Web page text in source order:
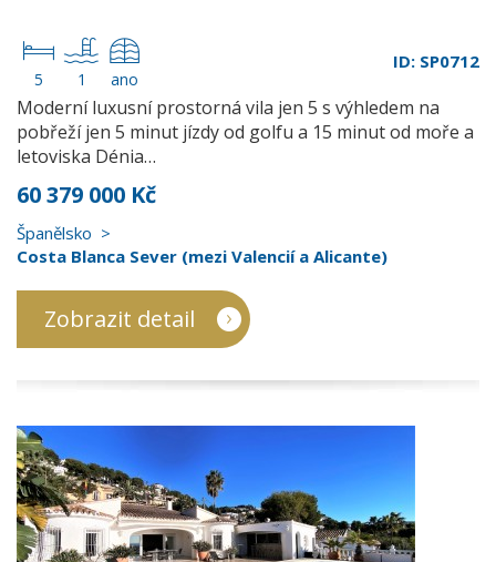
5 1 ano
ID: SP0712
Moderní luxusní prostorná vila jen 5 s výhledem na
pobřeží jen 5 minut jízdy od golfu a 15 minut od moře a
letoviska Dénia…
60 379 000 Kč
Španělsko
Costa Blanca Sever (mezi Valencií a Alicante)
Zobrazit detail